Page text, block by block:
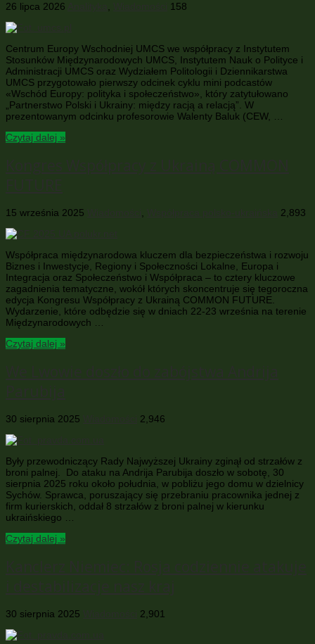
26 lipca 2026 , 158
Centrum Europy Wschodniej UMCS we współpracy z Instytutem
Stosunków Międzynarodowych UMCS, Instytutem Nauk o Polityce i
Administracji UMCS oraz Wydziałem Politologii i Dziennikarstwa
UMCS przygotowało pierwszy odcinek cyklu mini podcastów
«Wschód Europy: polityka i społeczeństwo», który zatytułowano
„Partnerstwo Polski i Ukrainy: między racją a relacją”. W
prezentowanym odcinku profesorowie Walenty Baluk (CEW, …
Czytaj dalej »
15 września 2025 , 2,893
Współpraca międzynarodowa kluczem dla bezpieczeństwa i rozwoju
Biznes i Inwestycje, Regiony i Społeczności Lokalne, Europa i
Integracja oraz Społeczeństwo i Współpraca – to cztery kluczowe
zagadnienia tematyczne, wokół których skoncentruje się tegoroczna
edycja Kongresu Współpracy z Ukrainą COMMON FUTURE.
Wydarzenie, które odbędzie się w dniach 22-23 września na terenie
Międzynarodowych …
Czytaj dalej »
30 sierpnia 2025 2,946
Były przewodniczący Rady Najwyższej Ukrainy zginął od strzałów z
broni palnej. Do ataku na Andrija Parubija doszło w sobotę, 30
sierpnia 2025 roku około południa, w pobliżu jego domu w dzielnicy
Sychów. Sprawca, poruszający się przebraniu pracownika jednej z
firm kurierskich, oddał 8 strzałów z broni palnej w kierunku
ukraińskiego …
Czytaj dalej »
30 sierpnia 2025 2,901